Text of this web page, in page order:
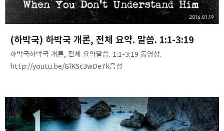
카카오스토리 밴드 네이버 블로그
(하박국) 하박국 개론, 전체 요약. 말씀. 1:1-3:19
2016.01.19
하박국하박국 개론, 전체 요약말씀. 1:1-3:19 동영상.
http://youtu.be/GlKSc3wDe7k음성
정리할 수 있습니다. 펜을 잡고 정리해 보십시오. 이후로 하박국을 읽을
때 쉽고 명료하게 깨닫고 은혜를 누릴 수 있게 됩니다. 쉽고 단순한
진리! Brother. Peter Yoon 말씀침례교회(http://av1611.net)